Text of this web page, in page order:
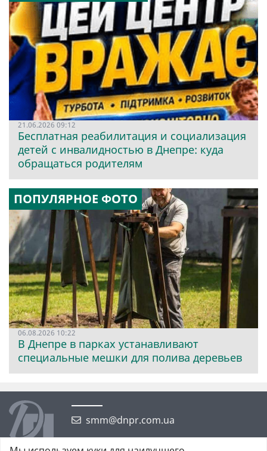
21.06.2026 09:12
Бесплатная реабилитация и социализация
детей с инвалидностью в Днепре: куда
обращаться родителям
ПОПУЛЯРНОЕ ФОТО
06.08.2026 10:22
В Днепре в парках устанавливают
специальные мешки для полива деревьев
smm@dnpr.com.ua